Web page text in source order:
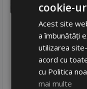
830
cookie-
Acest site
a îmbunătăți
utilizarea
acord cu
cu Politica
mai multe